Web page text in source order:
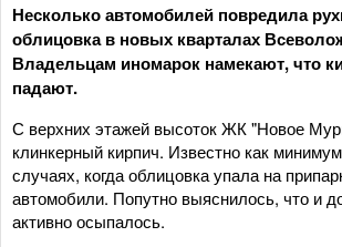
Несколько автомобилей повредила
облицовка в новых кварталах
Владельцам иномарок намекают, что
падают.
С верхних этажей высоток ЖК "Новое
клинкерный кирпич. Известно как
случаях, когда облицовка упала на
автомобили. Попутно выяснилось, что и
активно осыпалось.